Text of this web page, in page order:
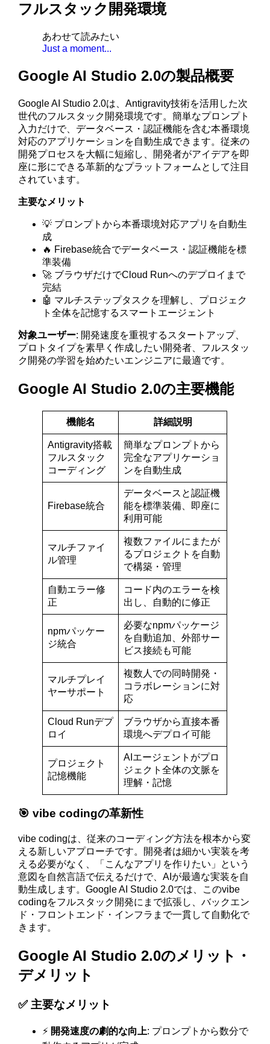
フルスタック開発環境
あわせて読みたい
Just a moment...
Google AI Studio 2.0の製品概要
Google AI Studio 2.0は、Antigravity技術を活用した次
世代のフルスタック開発環境です。簡単なプロンプト
入力だけで、データベース・認証機能を含む本番環境
対応のアプリケーションを自動生成できます。従来の
開発プロセスを大幅に短縮し、開発者がアイデアを即
座に形にできる革新的なプラットフォームとして注目
されています。
主要なメリット
💡 プロンプトから本番環境対応アプリを自動生
成
🔥 Firebase統合でデータベース・認証機能を標
準装備
🚀 ブラウザだけでCloud Runへのデプロイまで
完結
🤖 マルチステップタスクを理解し、プロジェク
ト全体を記憶するスマートエージェント
対象ユーザー: 開発速度を重視するスタートアップ、
プロトタイプを素早く作成したい開発者、フルスタッ
ク開発の学習を始めたいエンジニアに最適です。
Google AI Studio 2.0の主要機能
機能名 詳細説明
Antigravity搭載
フルスタック
コーディング
簡単なプロンプトから
完全なアプリケーショ
ンを自動生成
Firebase統合
データベースと認証機
能を標準装備、即座に
利用可能
マルチファイ
ル管理
複数ファイルにまたが
るプロジェクトを自動
で構築・管理
自動エラー修
正
コード内のエラーを検
出し、自動的に修正
npmパッケー
ジ統合
必要なnpmパッケージ
を自動追加、外部サー
ビス接続も可能
マルチプレイ
ヤーサポート
複数人での同時開発・
コラボレーションに対
応
Cloud Runデプ
ロイ
ブラウザから直接本番
環境へデプロイ可能
プロジェクト
記憶機能
AIエージェントがプロ
ジェクト全体の文脈を
理解・記憶
🎯 vibe codingの革新性
vibe codingは、従来のコーディング方法を根本から変
える新しいアプローチです。開発者は細かい実装を考
える必要がなく、「こんなアプリを作りたい」という
意図を自然言語で伝えるだけで、AIが最適な実装を自
動生成します。Google AI Studio 2.0では、このvibe
codingをフルスタック開発にまで拡張し、バックエン
ド・フロントエンド・インフラまで一貫して自動化で
きます。
Google AI Studio 2.0のメリット・
デメリット
✅ 主要なメリット
⚡ 開発速度の劇的な向上: プロンプトから数分で